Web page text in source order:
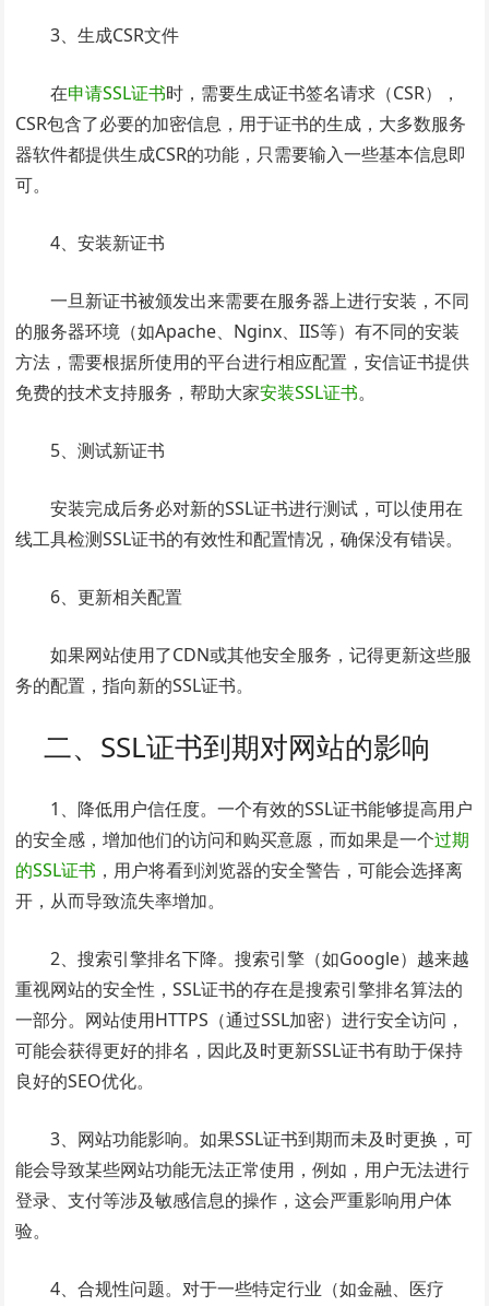
3、生成CSR文件
在申请SSL证书时，需要生成证书签名请求（CSR），
CSR包含了必要的加密信息，用于证书的生成，大多数服务
器软件都提供生成CSR的功能，只需要输入一些基本信息即
可。
4、安装新证书
一旦新证书被颁发出来需要在服务器上进行安装，不同
的服务器环境（如Apache、Nginx、IIS等）有不同的安装
方法，需要根据所使用的平台进行相应配置，安信证书提供
免费的技术支持服务，帮助大家安装SSL证书。
5、测试新证书
安装完成后务必对新的SSL证书进行测试，可以使用在
线工具检测SSL证书的有效性和配置情况，确保没有错误。
6、更新相关配置
如果网站使用了CDN或其他安全服务，记得更新这些服
务的配置，指向新的SSL证书。
二、SSL证书到期对网站的影响
1、降低用户信任度。一个有效的SSL证书能够提高用户
的安全感，增加他们的访问和购买意愿，而如果是一个过期
的SSL证书 ，用户将看到浏览器的安全警告，可能会选择离
开，从而导致流失率增加。
2、搜索引擎排名下降。搜索引擎（如Google）越来越
重视网站的安全性，SSL证书的存在是搜索引擎排名算法的
一部分。网站使用HTTPS（通过SSL加密）进行安全访问，
可能会获得更好的排名，因此及时更新SSL证书有助于保持
良好的SEO优化。
3、网站功能影响。如果SSL证书到期而未及时更换，可
能会导致某些网站功能无法正常使用，例如，用户无法进行
登录、支付等涉及敏感信息的操作，这会严重影响用户体
验。
4、合规性问题。对于一些特定行业（如金融、医疗